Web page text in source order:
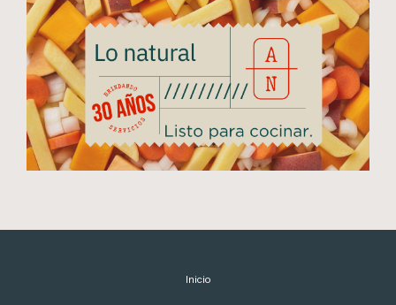
Inicio